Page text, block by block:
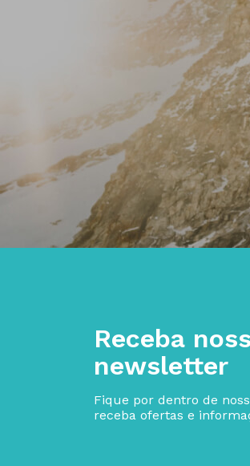
Receba
newsletter
Fique por dentro de
receba ofertas e